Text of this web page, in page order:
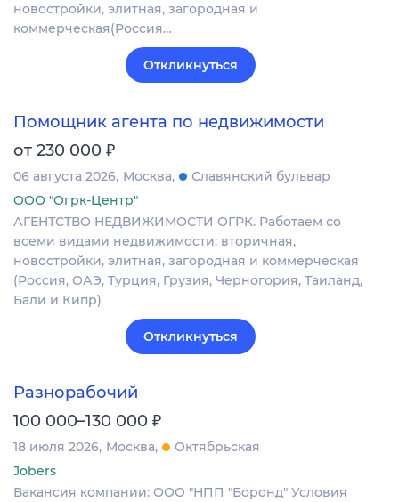
новостройки, элитная, загородная и
коммерческая(Россия…
Откликнуться
Помощник агента по недвижимости
от 230 000 ₽
06 августа 2026 Москва
Славянский бульвар
ООО "Огрк-Центр"
АГЕНТСТВО НЕДВИЖИМОСТИ ОГРК. Работаем со
всеми видами недвижимости: вторичная,
новостройки, элитная, загородная и коммерческая
(Россия, ОАЭ, Турция, Грузия, Черногория, Таиланд,
Бали и Кипр)
Откликнуться
Разнорабочий
100 000–130 000 ₽
18 июля 2026 Москва
Октябрьская
Jobers
Вакансия компании: ООО "НПП "Боронд" Условия